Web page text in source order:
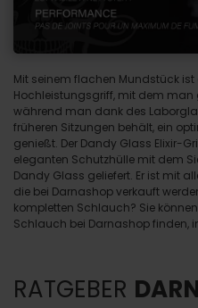
Mit seinem flachen Mundstück ist
Hochleistungsgriff, mit dem man
während man dank des
früheren Sitzungen behält, ein
genießt. Der Dandy Glass Elixir-
eleganten Schutzhülle mit dem
Dandy Glass geliefert. Er ist mit
die bei Darnashop verkauft
kompletten Schlauch? Sie
Schlauch bei Darnashop finden,
RATGEBER